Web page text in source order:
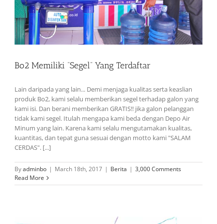
Bo2 Memiliki “Segel” Yang Terdaftar
Lain daripada yang lain... Demi menjaga kualitas serta keaslian
produk Bo2, kami selalu memberikan segel terhadap galon yang
kami isi. Dan berani memberikan GRATIS!! jika galon pelanggan
tidak kami segel. Itulah mengapa kami beda dengan Depo Air
Minum yang lain. Karena kami selalu mengutamakan kualitas,
kuantitas, dan tepat guna sesuai dengan motto kami "SALAM
CERDAS". [...]
Byadminbo | March 18th, 2017 | Berita | 3,000 Comments
Read More